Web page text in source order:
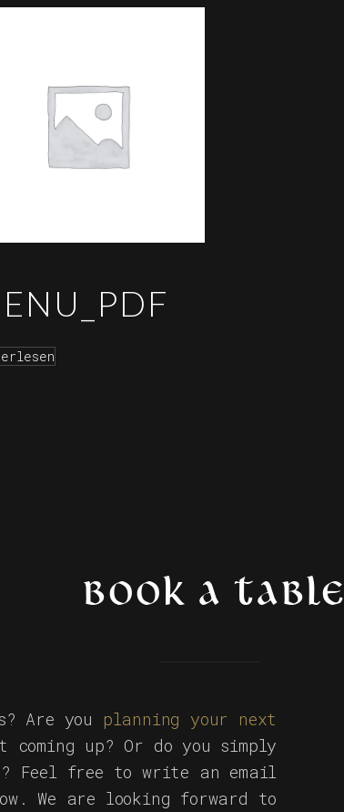
BOOK A TABLE
Are you planning your next
up? Or do you simply
? Feel free to write an email
We are looking forward to